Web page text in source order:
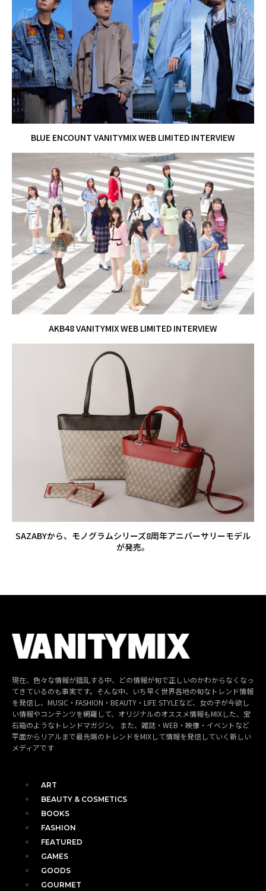
BLUE ENCOUNT VANITYMIX WEB LIMITED INTERVIEW
AKB48 VANITYMIX WEB LIMITED INTERVIEW
SAZABYから、モノグラムシリーズ8周年アニバーサリーモデル
が発売。
現在、色々な情報が錯乱する中、どの情報が旬で正しいのかわからなくなっ
てきているのも事実です。そんな中、いち早く世界各地の旬なトレンド情報
を発信し、MUSIC・FASHION・BEAUTY・LIFE STYLEなど、女の子が今欲し
い情報やコンテンツを網羅して、オリジナルのオススメ情報もMIXした、宝
石箱のようなトレンドマガジン。 また、雑誌・WEB・映像・イベントなど
平面からリアルまで最先端のトレンドをMIXして情報を発信していく新しい
メディアです
ART
BEAUTY & COSMETICS
BOOKS
FASHION
FEATURED
GAMES
GOODS
GOURMET